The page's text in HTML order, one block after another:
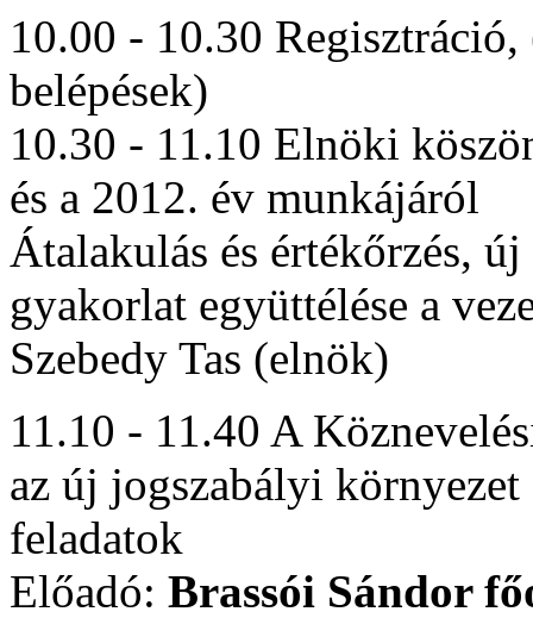
10.00 - 10.30 Regisztráció,
belépések)
10.30 - 11.10 Elnöki
és a 2012. év munkájáról
Átalakulás és értékőrzés,
gyakorlat együttélése a
Szebedy Tas (elnök)
11.10 - 11.40 A
az új jogszabályi
feladatok
Előadó: Brassói Sándor